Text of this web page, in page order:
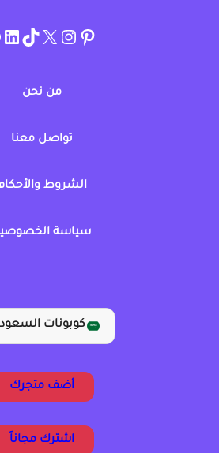
pinterest
twitter
من نحن
تواصل معنا
الشروط
سياسة
كوبونات
أضف متجرك
اشترك مجاناً